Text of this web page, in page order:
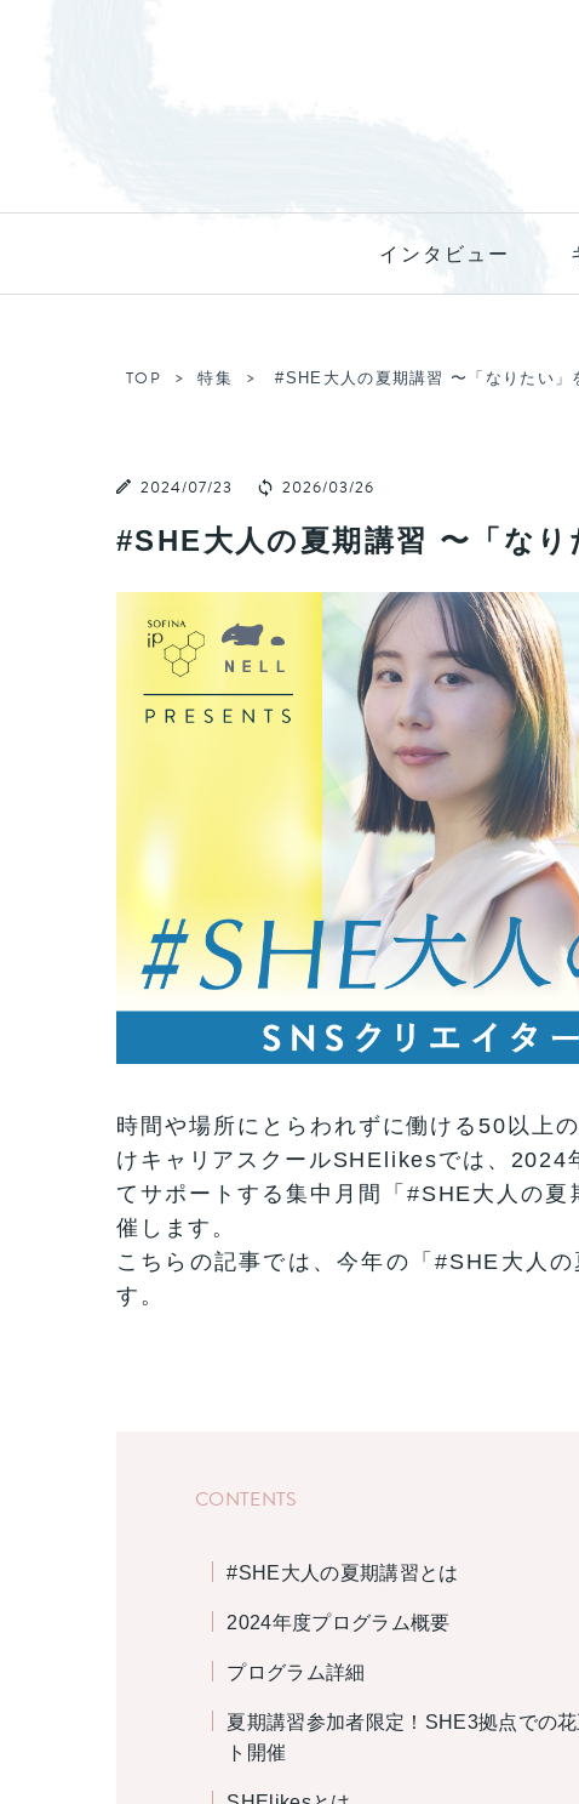
インタビュー
TOP 特集 #SHE大人の夏期講習 〜「なりたい」
2024/07/23 2026/03/26
#SHE大人の夏期講習 〜「な
時間や場所にとらわれずに働ける50以上
けキャリアスクールSHElikesでは、2024
てサポートする集中月間「#SHE大人の
催します。
こちらの記事では、今年の「#SHE大人
す。
CONTENTS
#SHE大人の夏期講習とは
2024年度プログラム概要
プログラム詳細
夏期講習参加者限定！SHE3拠点での
ト開催